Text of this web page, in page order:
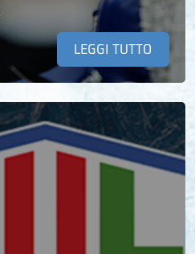
LEGGI TUTTO